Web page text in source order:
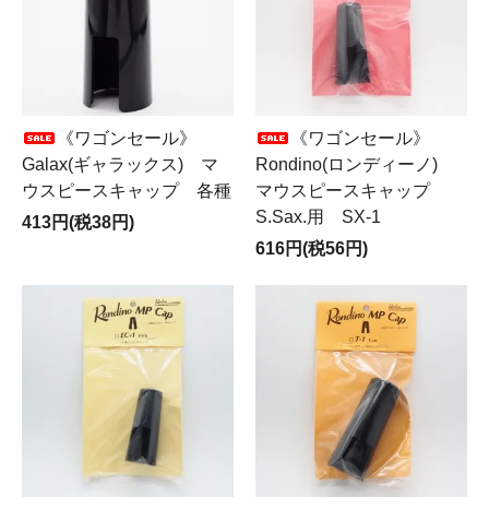
《ワゴンセール》
Galax(ギャラックス) マ
ウスピースキャップ 各種
413円(税38円)
《ワゴンセール》
Rondino(ロンディーノ)
マウスピースキャップ
S.Sax.用 SX-1
616円(税56円)